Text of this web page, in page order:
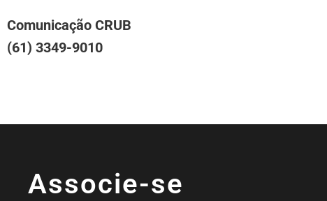
Comunicação CRUB
(61) 3349-9010
Associe-se